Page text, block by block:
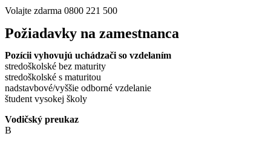
Volajte zdarma 0800 221 500
Požiadavky na zamestnanca
Pozícii vyhovujú uchádzači so vzdelaním
stredoškolské bez maturity
stredoškolské s maturitou
nadstavbové/vyššie odborné vzdelanie
študent vysokej školy
Vodičský preukaz
B